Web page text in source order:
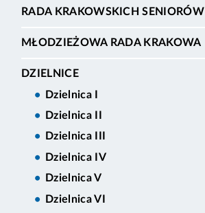
RADA KRAKOWSKICH SENIORÓW
MŁODZIEŻOWA RADA KRAKOWA
DZIELNICE
Dzielnica I
Dzielnica II
Dzielnica III
Dzielnica IV
Dzielnica V
Dzielnica VI